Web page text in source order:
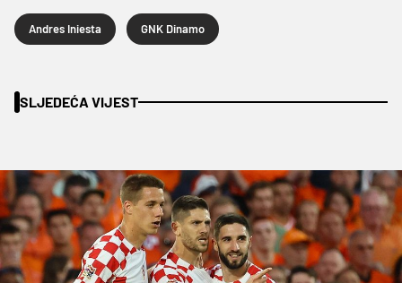
Andres Iniesta GNK Dinamo
SLJEDEĆA VIJEST